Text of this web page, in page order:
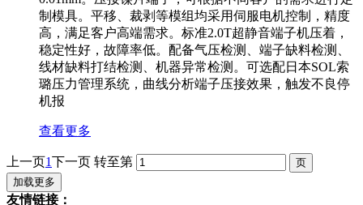
制模具。平移、裁剥等模组均采用伺服电机控制，精度
高，满足客户高端需求。标准2.0T超静音端子机压着，
稳定性好，故障率低。配备气压检测、端子缺料检测、
线材缺料打结检测、机器异常检测。可选配日本SOL索
璐压力管理系统，曲线分析端子压接效果，触发不良停
机报
查看更多
上一页1下一页 转至第
加载更多
友情链接：